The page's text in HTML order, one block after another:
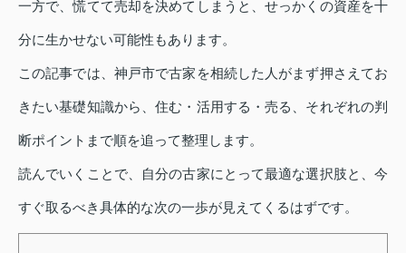
一方で、慌てて売却を決めてしまうと、せっかくの資産を十
分に生かせない可能性もあります。
この記事では、神戸市で古家を相続した人がまず押さえてお
きたい基礎知識から、住む・活用する・売る、それぞれの判
断ポイントまで順を追って整理します。
読んでいくことで、自分の古家にとって最適な選択肢と、今
すぐ取るべき具体的な次の一歩が見えてくるはずです。